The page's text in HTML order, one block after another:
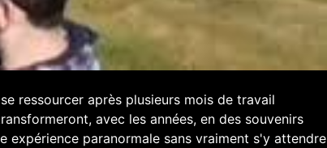
ressourcer après plusieurs mois de travail
avec les années, en des souvenirs
expérience paranormale sans vraiment s'y attendre